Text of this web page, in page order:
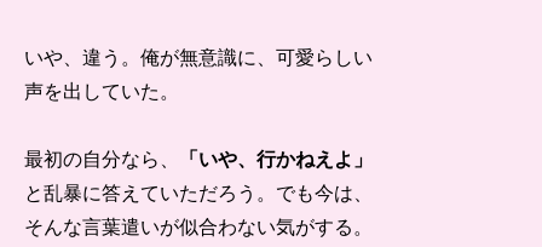
いや、違う。俺が無意識に、可愛らしい
声を出していた。
最初の自分なら、
「いや、行かねえよ」
と乱暴に答えていただろう。でも今は、
そんな言葉遣いが似合わない気がする。